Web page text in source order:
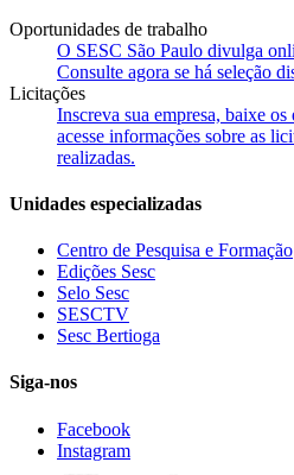
Oportunidades de trabalho
O SESC São Paulo divulga
Consulte agora se há seleção
Licitações
Inscreva sua empresa, baixe os
acesse informações sobre as
realizadas.
Unidades especializadas
Centro de Pesquisa e Formação
Edições Sesc
Selo Sesc
SESCTV
Sesc Bertioga
Siga-nos
Facebook
Instagram